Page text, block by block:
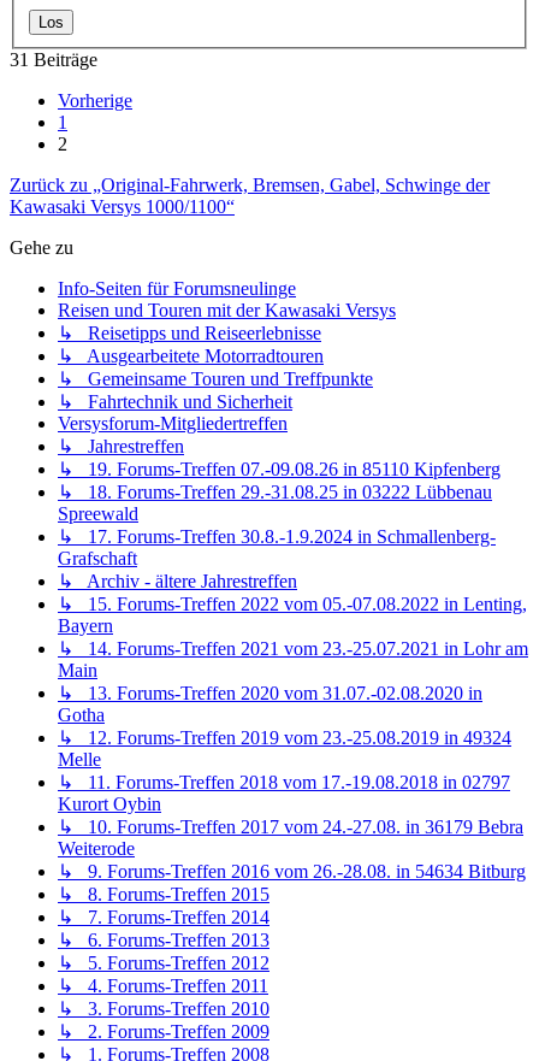
↳ 12. Forums-Treffen 2019 vom 23.-25.08.2019 in 49324
Melle
↳ 11. Forums-Treffen 2018 vom 17.-19.08.2018 in 02797
Kurort Oybin
↳ 10. Forums-Treffen 2017 vom 24.-27.08. in 36179 Bebra
Weiterode
↳ 8. Forums-Treffen 2015
↳ 7. Forums-Treffen 2014
↳ 5. Forums-Treffen 2012
↳ 3. Forums-Treffen 2010
↳ 2. Forums-Treffen 2009
↳ 1. Forums-Treffen 2008
↳ 16. Forums-Treffen 18.-20.8.2023 in Oberwiesenthal
↳ Sonstige Treffen
↳ Österreich 2027
↳ Höhentreffen 2026
↳ Österreich 2026
↳ Thüringen-Treffen 2026 (Frühjahr und Herbst)
↳ Sardinien-Treffen 2025
↳ Höhentreffen 2025
↳ Österreich 2025
↳ Thüringen-Treffen 2025
↳ Höhentreffen 2024
↳ Archiv - ältere Treffen
↳ Höhentreffen 2022
↳ Thüringen-Treffen 2022
↳ Kärnten-Treffen 2022
↳ Höhentreffen 2021 in Teglio, Sondrio
↳ Höhentreffen 2020 in Lavarone, Trentino-Südtirol
↳ Höhentreffen 2019 in Lavarone, Trentino-Südtirol
↳ Tirol-Treffen 2019 in Pfunds, Tirol
↳ Höhentreffen Trentino 2018 vom 22. bis 29.09. in
Lavarone, Trient
↳ Versyanerzeltstadt im Hunsrück (3.1) vom 3. bis 5.8.2018
↳ Kärnten-Treffen 2018 vom 26.05. bis 02.06. in Kötschach
Mauthen, Kärnten
↳ Höhentreffen Südtirol 2017 vom 16. bis 24.09. in
Lavarone, Trient
↳ Kärnten-Treffen 2017 vom 03. bis 10.06. in Kötschach
Mauthen, Kärnten
↳ Höhentreffen Südtirol 2016 vom 17.09. bis 25.09. in
38056 Levico Terme, Italia
↳ Zelt- und Zuchtreffen Pfalzfeld 2.0